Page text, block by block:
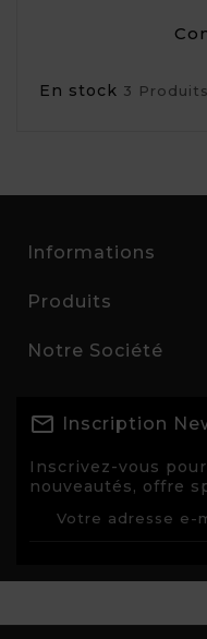
En stock 3 Produits
Informations
Produits
Notre Société
Inscription
Inscrivez-vous
nouveautés, offre